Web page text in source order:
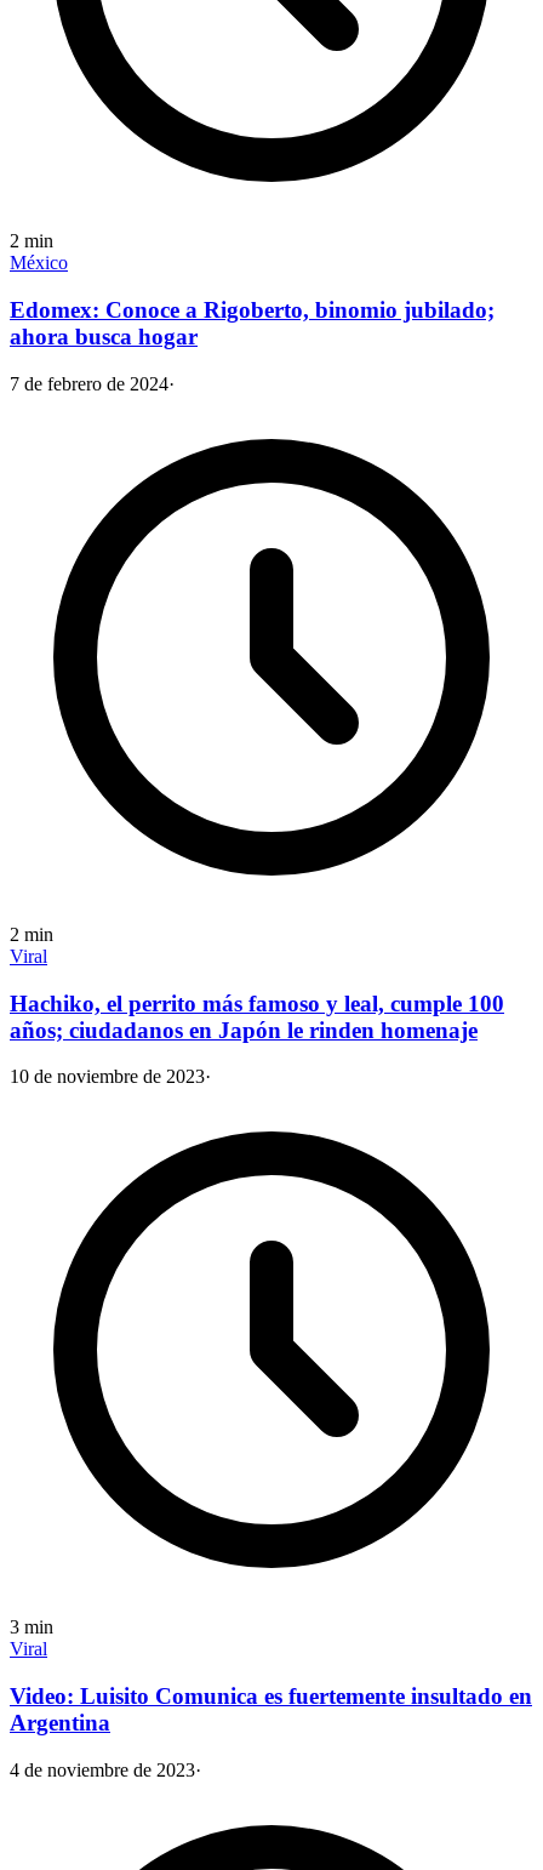
2 min
México
Edomex: Conoce a Rigoberto, binomio jubilado;
ahora busca hogar
7 de febrero de 2024·
2 min
Viral
Hachiko, el perrito más famoso y leal, cumple 100
años; ciudadanos en Japón le rinden homenaje
10 de noviembre de 2023·
3 min
Viral
Video: Luisito Comunica es fuertemente insultado en
Argentina
4 de noviembre de 2023·